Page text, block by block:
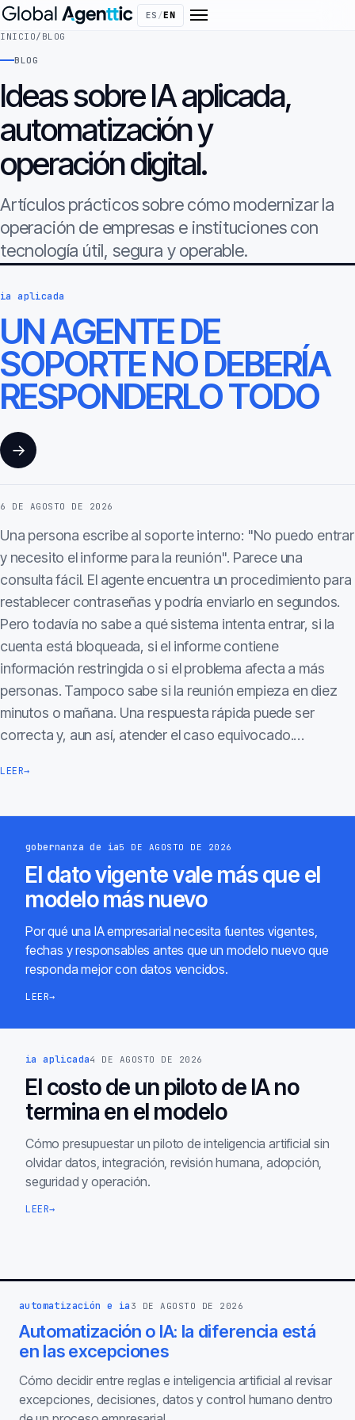
ES /EN
INICIO/ BLOG
BLOG
Ideas sobre IA aplicada,
automatización y
operación digital.
Artículos prácticos sobre cómo modernizar la
operación de empresas e instituciones con
tecnología útil, segura y operable.
ia aplicada
UN AGENTE DE
SOPORTE NO DEBERÍA
RESPONDERLO TODO
→
6 DE AGOSTO DE 2026
Una persona escribe al soporte interno: "No puedo entrar
y necesito el informe para la reunión". Parece una
consulta fácil. El agente encuentra un procedimiento para
restablecer contraseñas y podría enviarlo en segundos.
Pero todavía no sabe a qué sistema intenta entrar, si la
cuenta está bloqueada, si el informe contiene
información restringida o si el problema afecta a más
personas. Tampoco sabe si la reunión empieza en diez
minutos o mañana. Una respuesta rápida puede ser
correcta y, aun así, atender el caso equivocado.…
LEER→
gobernanza de ia5 DE AGOSTO DE 2026
El dato vigente vale más que el
modelo más nuevo
Por qué una IA empresarial necesita fuentes vigentes,
fechas y responsables antes que un modelo nuevo que
responda mejor con datos vencidos.
LEER→
ia aplicada4 DE AGOSTO DE 2026
El costo de un piloto de IA no
termina en el modelo
Cómo presupuestar un piloto de inteligencia artificial sin
olvidar datos, integración, revisión humana, adopción,
seguridad y operación.
LEER→
automatización e ia 3 DE AGOSTO DE 2026
Automatización o IA: la diferencia está
en las excepciones
Cómo decidir entre reglas e inteligencia artificial al revisar
excepciones, decisiones, datos y control humano dentro